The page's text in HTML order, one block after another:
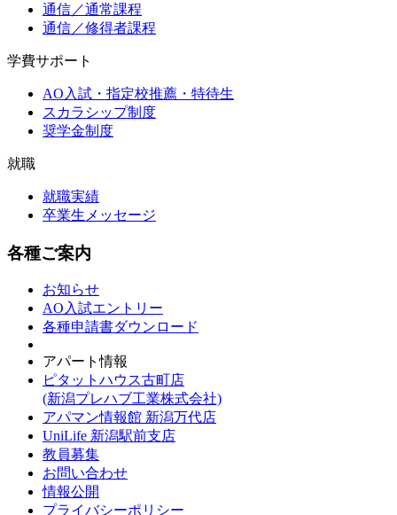
通信／通常課程
通信／修得者課程
学費サポート
AO入試・指定校推薦・特待生
スカラシップ制度
奨学金制度
就職
就職実績
卒業生メッセージ
各種ご案内
お知らせ
AO入試エントリー
各種申請書ダウンロード
アパート情報
ピタットハウス古町店
(新潟プレハブ工業株式会社)
アパマン情報館 新潟万代店
UniLife 新潟駅前支店
教員募集
お問い合わせ
情報公開
プライバシーポリシー